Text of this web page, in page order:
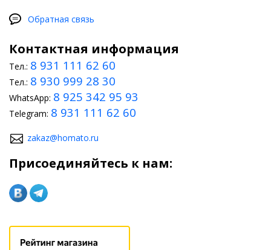
Обратная связь
Контактная информация
Тел.: 8 931 111 62 60
Тел.: 8 930 999 28 30
WhatsApp: 8 925 342 95 93
Telegram: 8 931 111 62 60
zakaz@homato.ru
Присоединяйтесь к нам: